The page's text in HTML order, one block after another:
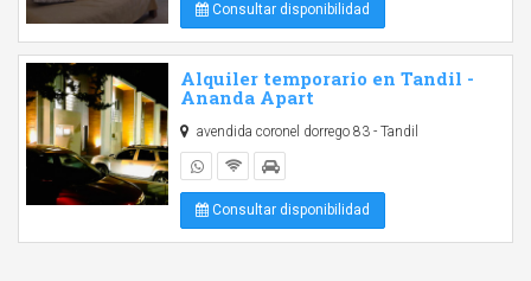
Consultar disponibilidad
Alquiler temporario en Tandil -
Ananda Apart
avendida coronel dorrego 83 - Tandil
Consultar disponibilidad